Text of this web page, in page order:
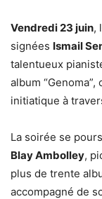
Vendredi 23 juin,
signées Ismail
talentueux
album
initiatique à
La soirée se
Blay Ambolley,
plus de trente
accompagné de